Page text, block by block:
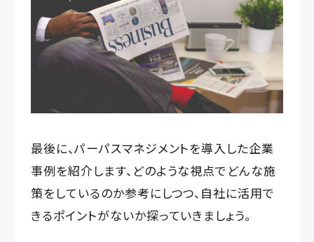
最後に、パーパスマネジメントを導入した企業
事例を紹介します、どのような視点でどんな施
策をしているのか参考にしつつ、自社に活用で
きるポイントがないか探っていきましょう。